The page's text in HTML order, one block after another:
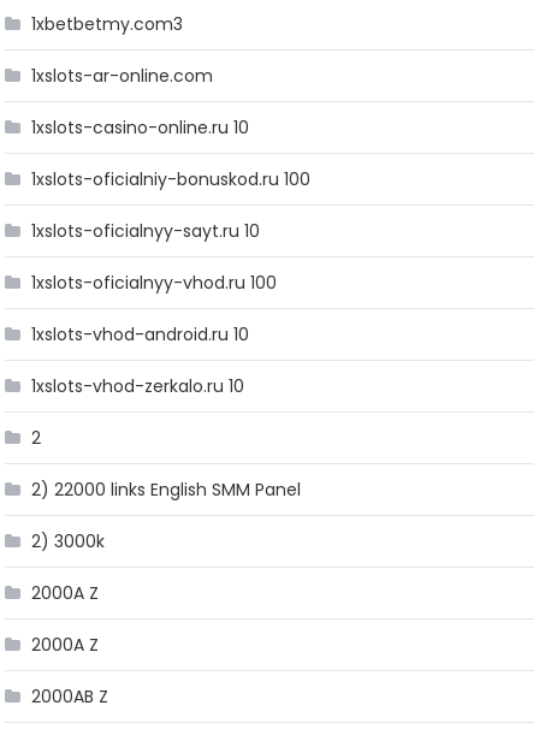
1xbetbetmy.com3
1xslots-ar-online.com
1xslots-casino-online.ru 10
1xslots-oficialniy-bonuskod.ru 100
1xslots-oficialnyy-sayt.ru 10
1xslots-oficialnyy-vhod.ru 100
1xslots-vhod-android.ru 10
1xslots-vhod-zerkalo.ru 10
2
2) 22000 links English SMM Panel
2) 3000k
2000A Z
2000A Z
2000AB Z